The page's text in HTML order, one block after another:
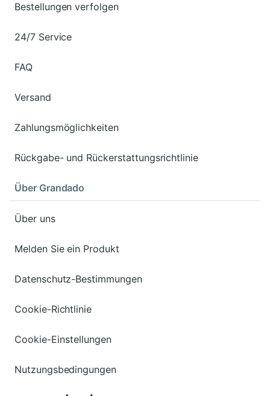
Bestellungen verfolgen
24/7 Service
FAQ
Versand
Zahlungsmöglichkeiten
Rückgabe- und Rückerstattungsrichtlinie
Über Grandado
Über uns
Melden Sie ein Produkt
Datenschutz-Bestimmungen
Cookie-Richtlinie
Cookie-Einstellungen
Nutzungsbedingungen